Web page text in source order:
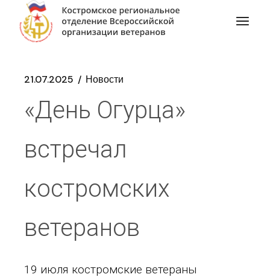
21.07.2025 Новости
«День Огурца»
встречал
костромских
ветеранов
19 июля костромские ветераны